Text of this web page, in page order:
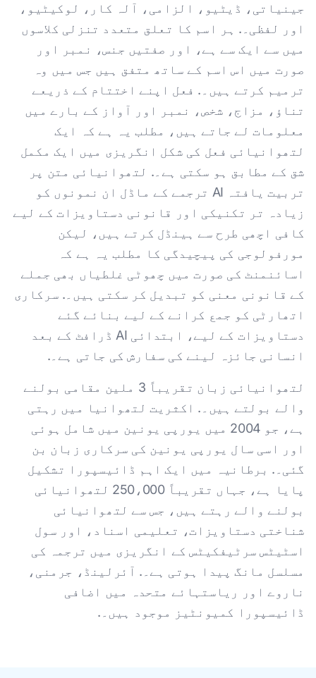
جینیاتی، ڈیٹیو، الزامی، آلہ کار، لوکیٹیو،
اور لفظی۔. ہر اسم کا تعلق متعدد تنزلی کلاسوں
میں سے ایک سے ہے، اور صفتیں جنس، نمبر اور
صورت میں اس اسم کے ساتھ متفق ہیں جس میں وہ
ترمیم کرتے ہیں۔. فعل اپنے اختتام کے ذریعے
تناؤ، مزاج، شخص، نمبر اور آواز کے بارے میں
معلومات لے جاتے ہیں، مطلب یہ ہے کہ ایک
لتھوانیائی فعل کی شکل انگریزی میں ایک مکمل
شق کے مطابق ہو سکتی ہے۔. لتھوانیائی متن پر
تربیت یافتہ AI ترجمے کے ماڈل ان نمونوں کو
زیادہ تر تکنیکی اور قانونی دستاویزات کے لیے
کافی اچھی طرح سے ہینڈل کرتے ہیں، لیکن
مورفولوجی کی پیچیدگی کا مطلب یہ ہے کہ
اسائنمنٹ کی صورت میں چھوٹی غلطیاں بھی جملے
کے قانونی معنی کو تبدیل کر سکتی ہیں۔. سرکاری
اتھارٹی کو جمع کرانے کے لیے بنائے گئے
دستاویزات کے لیے، ابتدائی AI ڈرافٹ کے بعد
انسانی جائزہ لینے کی سفارش کی جاتی ہے۔.
لتھوانیائی زبان تقریباً 3 ملین مقامی بولنے
والے بولتے ہیں۔. اکثریت لتھوانیا میں رہتی
ہے، جو 2004 میں یورپی یونین میں شامل ہوئی
اور اسی سال یورپی یونین کی سرکاری زبان بن
گئی۔. برطانیہ میں ایک اہم ڈائیسپورا تشکیل
پایا ہے، جہاں تقریباً 250،000 لتھوانیائی
بولنے والے رہتے ہیں، جس سے لتھوانیائی
شناختی دستاویزات، تعلیمی اسناد، اور سول
اسٹیٹس سرٹیفکیٹس کے انگریزی میں ترجمہ کی
مسلسل مانگ پیدا ہوتی ہے۔. آئرلینڈ، جرمنی،
ناروے اور ریاستہائے متحدہ میں اضافی
ڈائیسپورا کمیونٹیز موجود ہیں۔.